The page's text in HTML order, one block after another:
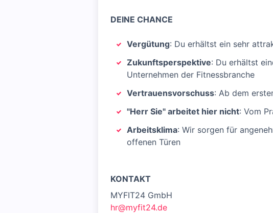
DEINE CHANCE
Vergütung: Du erhältst ein sehr
Zukunftsperspektive: Du erhältst
Unternehmen der Fitnessbranche
Vertrauensvorschuss: Ab dem
"Herr Sie" arbeitet hier nicht: Vom
Arbeitsklima: Wir sorgen für
offenen Türen
KONTAKT
MYFIT24 GmbH
hr@myfit24.de